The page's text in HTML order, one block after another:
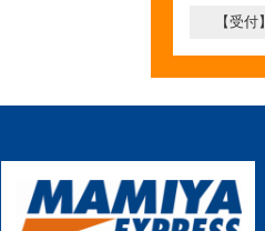
【受